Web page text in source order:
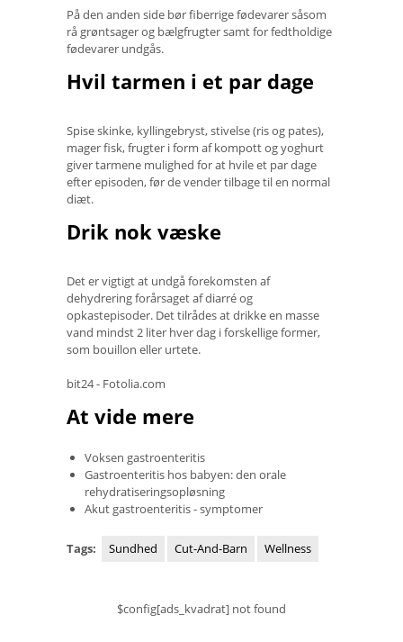
På den anden side bør fiberrige fødevarer såsom
rå grøntsager og bælgfrugter samt for fedtholdige
fødevarer undgås.
Hvil tarmen i et par dage
Spise skinke, kyllingebryst, stivelse (ris og pates),
mager fisk, frugter i form af kompott og yoghurt
giver tarmene mulighed for at hvile et par dage
efter episoden, før de vender tilbage til en normal
diæt.
Drik nok væske
Det er vigtigt at undgå forekomsten af ​​
dehydrering forårsaget af diarré og
opkastepisoder. Det tilrådes at drikke en masse
vand mindst 2 liter hver dag i forskellige former,
som bouillon eller urtete.
bit24 - Fotolia.com
At vide mere
Voksen gastroenteritis
Gastroenteritis hos babyen: den orale
rehydratiseringsopløsning
Akut gastroenteritis - symptomer
Tags: Sundhed Cut-And-Barn Wellness
$config[ads_kvadrat] not found